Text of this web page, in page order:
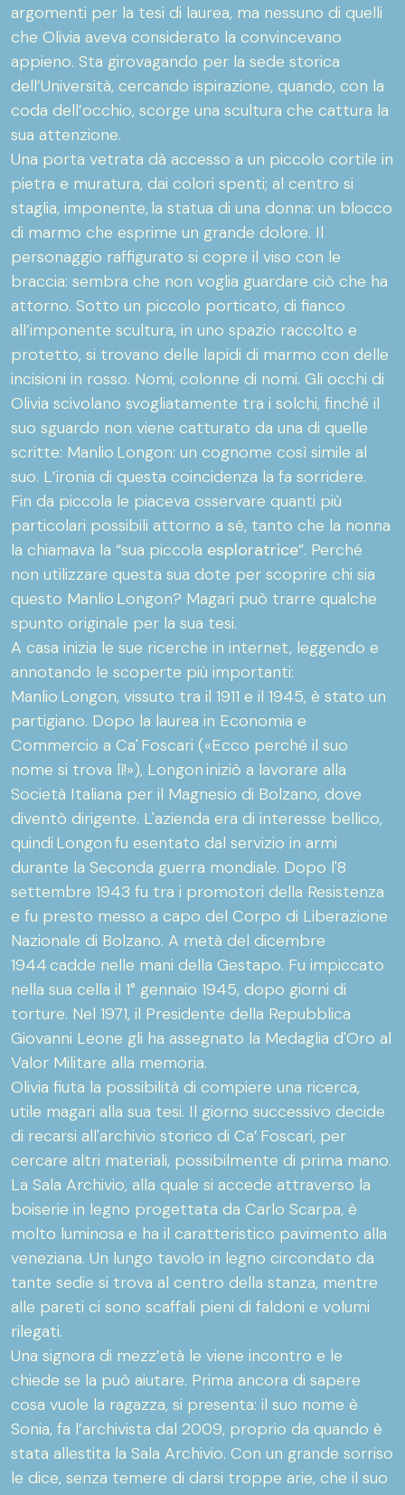
argomenti per la tesi di laurea, ma nessuno di quelli
che Olivia aveva considerato la convincevano
appieno. Sta girovagando per la sede storica
dell’Università, cercando ispirazione, quando, con la
coda dell’occhio, scorge una scultura che cattura la
sua attenzione.
Una porta vetrata dà accesso a un piccolo cortile in
pietra e muratura, dai colori spenti; al centro si
staglia, imponente, la statua di una donna: un blocco
di marmo che esprime un grande dolore. Il
personaggio raffigurato si copre il viso con le
braccia: sembra che non voglia guardare ciò che ha
attorno. Sotto un piccolo porticato, di fianco
all’imponente scultura, in uno spazio raccolto e
protetto, si trovano delle lapidi di marmo con delle
incisioni in rosso. Nomi, colonne di nomi. Gli occhi di
Olivia scivolano svogliatamente tra i solchi, finché il
suo sguardo non viene catturato da una di quelle
scritte: Manlio Longon: un cognome così simile al
suo. L’ironia di questa coincidenza la fa sorridere.
Fin da piccola le piaceva osservare quanti più
particolari possibili attorno a sé, tanto che la nonna
la chiamava la “sua piccola esploratrice”. Perché
non utilizzare questa sua dote per scoprire chi sia
questo Manlio Longon? Magari può trarre qualche
spunto originale per la sua tesi.
A casa inizia le sue ricerche in internet, leggendo e
annotando le scoperte più importanti:
Manlio Longon, vissuto tra il 1911 e il 1945, è stato un
partigiano. Dopo la laurea in Economia e
Commercio a Ca' Foscari («Ecco perché il suo
nome si trova lì!»), Longon iniziò a lavorare alla
Società Italiana per il Magnesio di Bolzano, dove
diventò dirigente. L'azienda era di interesse bellico,
quindi Longon fu esentato dal servizio in armi
durante la Seconda guerra mondiale. Dopo l'8
settembre 1943 fu tra i promotori della Resistenza
e fu presto messo a capo del Corpo di Liberazione
Nazionale di Bolzano. A metà del dicembre
1944 cadde nelle mani della Gestapo. Fu impiccato
nella sua cella il 1° gennaio 1945, dopo giorni di
torture. Nel 1971, il Presidente della Repubblica
Giovanni Leone gli ha assegnato la Medaglia d'Oro al
Valor Militare alla memoria.
Olivia fiuta la possibilità di compiere una ricerca,
utile magari alla sua tesi. Il giorno successivo decide
di recarsi all'archivio storico di Ca’ Foscari, per
cercare altri materiali, possibilmente di prima mano.
La Sala Archivio, alla quale si accede attraverso la
boiserie in legno progettata da Carlo Scarpa, è
molto luminosa e ha il caratteristico pavimento alla
veneziana. Un lungo tavolo in legno circondato da
tante sedie si trova al centro della stanza, mentre
alle pareti ci sono scaffali pieni di faldoni e volumi
rilegati.
Una signora di mezz’età le viene incontro e le
chiede se la può aiutare. Prima ancora di sapere
cosa vuole la ragazza, si presenta: il suo nome è
Sonia, fa l’archivista dal 2009, proprio da quando è
stata allestita la Sala Archivio. Con un grande sorriso
le dice, senza temere di darsi troppe arie, che il suo